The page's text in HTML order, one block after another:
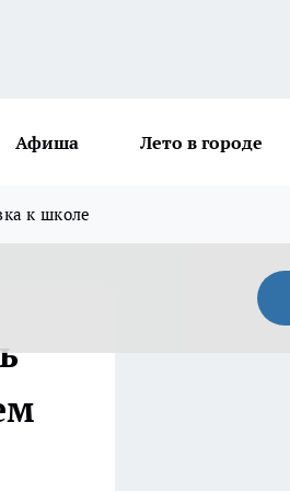
Афиша Лето в городе
к школе